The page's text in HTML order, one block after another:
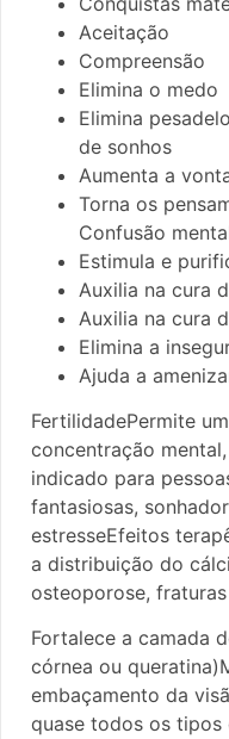
Aceitação
Compreensão
Elimina o medo
Elimina
de sonhos
Aumenta a
Torna os
Confusão
Estimula e
Auxilia na cura
Auxilia na cura
Elimina a
Ajuda a
FertilidadePermite
concentração
indicado para
fantasiosas,
estresseEfeitos
a distribuição do
osteoporose,
Fortalece a camada
córnea ou
embaçamento da
quase todos os tipos